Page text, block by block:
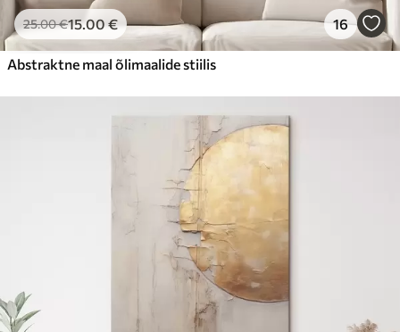
25.00€15.00€ 16
Abstraktne maal õlimaalide stiilis